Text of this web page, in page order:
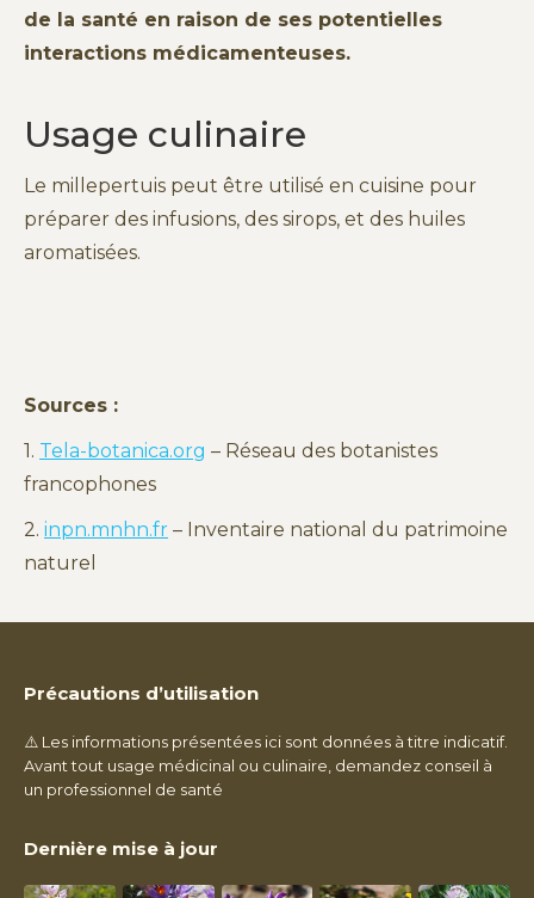
de la santé en raison de ses potentielles
interactions médicamenteuses.
Usage culinaire
Le millepertuis peut être utilisé en cuisine pour
préparer des infusions, des sirops, et des huiles
aromatisées.
Sources :
1. Tela-botanica.org – Réseau des botanistes
francophones
2. inpn.mnhn.fr – Inventaire national du patrimoine
naturel
Précautions d’utilisation
⚠️ Les informations présentées ici sont données à titre indicatif.
Avant tout usage médicinal ou culinaire, demandez conseil à
un professionnel de santé
Dernière mise à jour